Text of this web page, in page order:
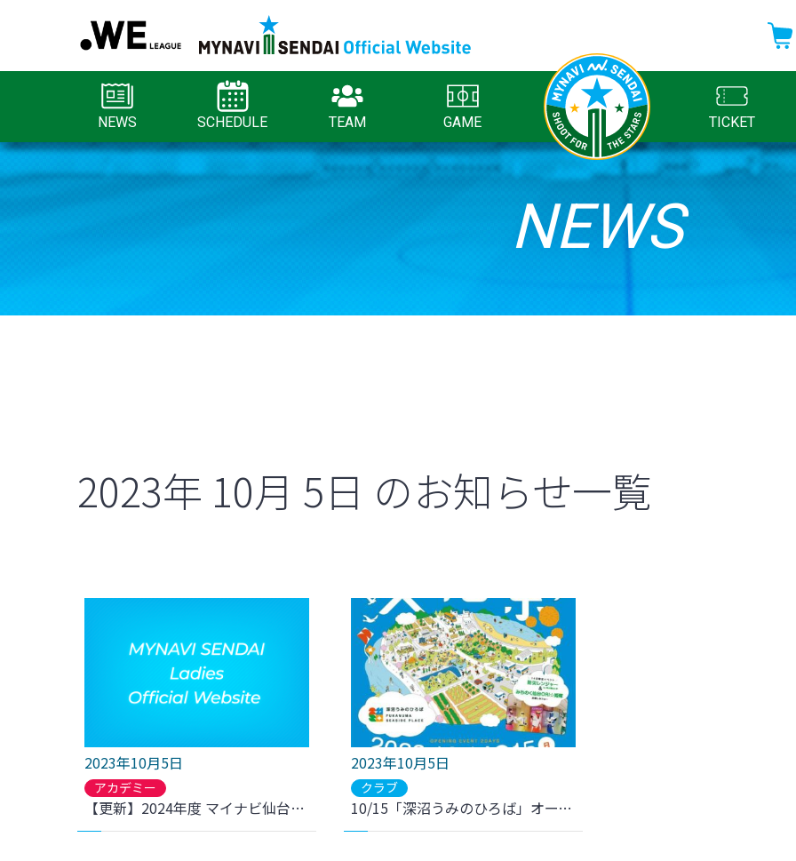
NEWS SCHEDULE TEAM GAME TICKET
NEWS
2023年 10月 5日 のお知らせ一覧
2023年10月5日
アカデミー
【更新】2024年度 マイナビ仙台レディースジュニアユース新加入選手セレクション 開催延期のお知らせ
2023年10月5日
クラブ
10/15「深沼うみのひろば」オープニングイベント 選手・マイビィ 参加のお知らせ